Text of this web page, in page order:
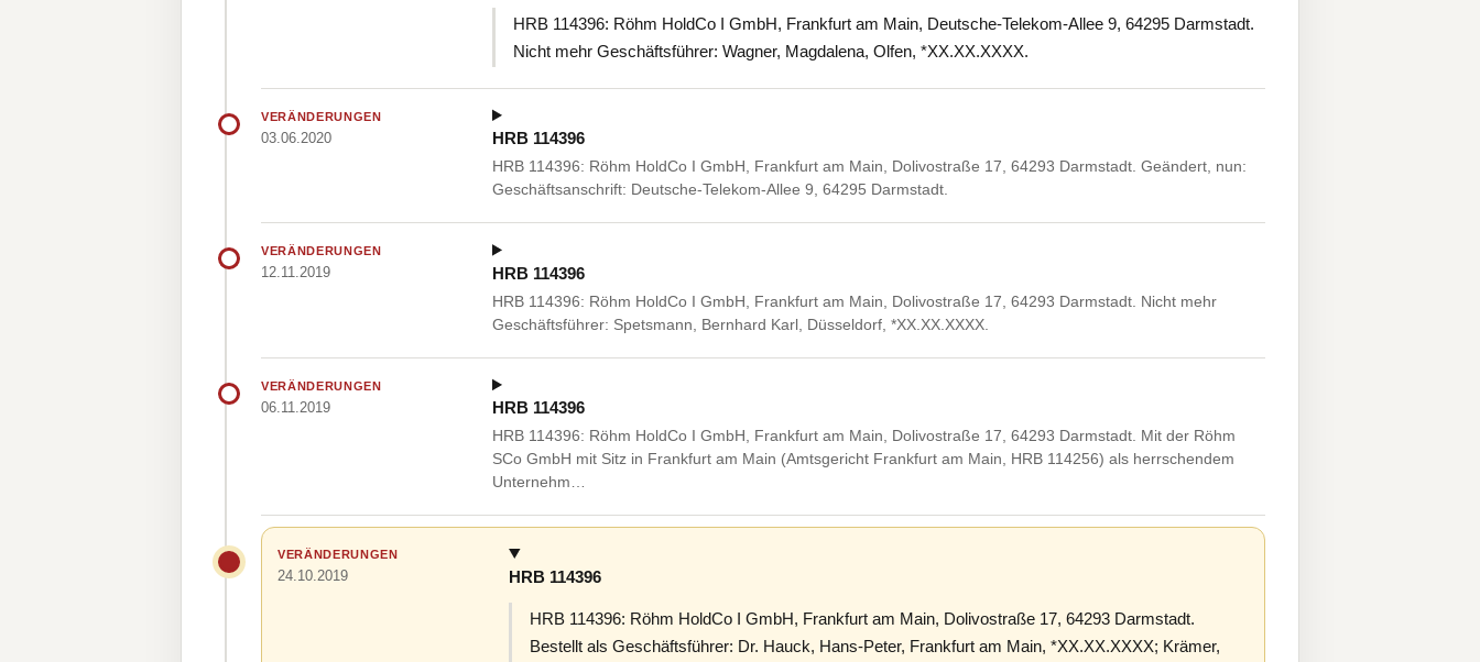
HRB 114396: Röhm HoldCo I GmbH, Frankfurt am Main, Deutsche-Telekom-Allee 9, 64295 Darmstadt.
Nicht mehr Geschäftsführer: Wagner, Magdalena, Olfen, *XX.XX.XXXX.
VERÄNDERUNGEN
03.06.2020 HRB 114396
HRB 114396: Röhm HoldCo I GmbH, Frankfurt am Main, Dolivostraße 17, 64293 Darmstadt. Geändert, nun:
Geschäftsanschrift: Deutsche-Telekom-Allee 9, 64295 Darmstadt.
VERÄNDERUNGEN
12.11.2019 HRB 114396
HRB 114396: Röhm HoldCo I GmbH, Frankfurt am Main, Dolivostraße 17, 64293 Darmstadt. Nicht mehr
Geschäftsführer: Spetsmann, Bernhard Karl, Düsseldorf, *XX.XX.XXXX.
VERÄNDERUNGEN
06.11.2019 HRB 114396
HRB 114396: Röhm HoldCo I GmbH, Frankfurt am Main, Dolivostraße 17, 64293 Darmstadt. Mit der Röhm
SCo GmbH mit Sitz in Frankfurt am Main (Amtsgericht Frankfurt am Main, HRB 114256) als herrschendem
Unternehm…
VERÄNDERUNGEN
24.10.2019 HRB 114396
HRB 114396: Röhm HoldCo I GmbH, Frankfurt am Main, Dolivostraße 17, 64293 Darmstadt.
Bestellt als Geschäftsführer: Dr. Hauck, Hans-Peter, Frankfurt am Main, *XX.XX.XXXX; Krämer,